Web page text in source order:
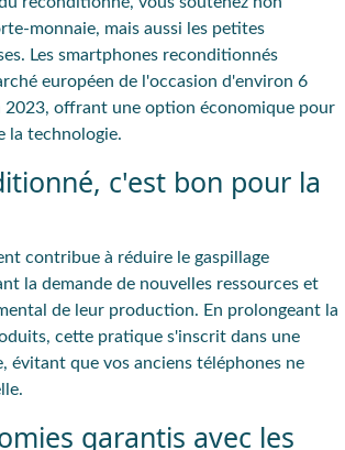
monnaie, mais aussi les petites
Les smartphones reconditionnés
européen de l'occasion d'environ 6
2023, offrant une option économique pour
la technologie.
c'est bon pour la
contribue à réduire le gaspillage
la demande de nouvelles ressources et
de leur production. En prolongeant la
cette pratique s'inscrit dans une
évitant que vos anciens téléphones ne
garantis avec les